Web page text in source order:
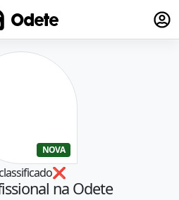
Odete
NOVA
❌
na Odete